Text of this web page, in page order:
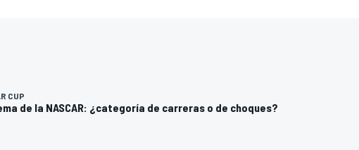
CUP
de la NASCAR: ¿categoría de carreras o de choques?